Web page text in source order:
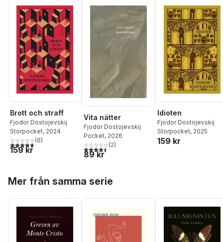
Brott och straff
Fjodor Dostojevskij
Storpocket, 2024
4,7utav 5 stjärnor. Totalt antal röster:
(6)
159 kr
Vita nätter
Fjodor Dostojevskij
Pocket, 2026
4,5utav 5 stjärnor. Totalt antal röster:
(2)
89 kr
Idioten
Fjodor Dostojevskij
Storpocket, 2025
159 kr
Mer från samma serie